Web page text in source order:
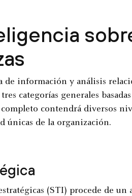
de información y análisis
categorías generales
contendrá diversos
únicas de la organización.
(STI) procede de